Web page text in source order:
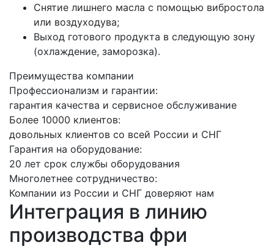
Снятие лишнего масла с помощью вибростола
или воздуходува;
Выход готового продукта в следующую зону
(охлаждение, заморозка).
Преимущества компании
Профессионализм и гарантии:
гарантия качества и сервисное обслуживание
Более 10000 клиентов:
довольных клиентов со всей России и СНГ
Гарантия на оборудование:
20 лет срок службы оборудования
Многолетнее сотрудничество:
Компании из России и СНГ доверяют нам
Интеграция в линию
производства фри